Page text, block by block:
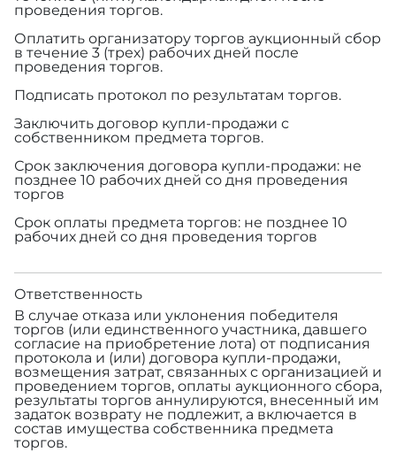
проведения торгов.
Оплатить организатору торгов аукционный сбор
в течение 3 (трех) рабочих дней после
проведения торгов.
Подписать протокол по результатам торгов.
Заключить договор купли-продажи с
собственником предмета торгов.
Срок заключения договора купли-продажи: не
позднее 10 рабочих дней со дня проведения
торгов
Срок оплаты предмета торгов: не позднее 10
рабочих дней со дня проведения торгов
Ответственность
В случае отказа или уклонения победителя
торгов (или единственного участника, давшего
согласие на приобретение лота) от подписания
протокола и (или) договора купли-продажи,
возмещения затрат, связанных с организацией и
проведением торгов, оплаты аукционного сбора,
результаты торгов аннулируются, внесенный им
задаток возврату не подлежит, а включается в
состав имущества собственника предмета
торгов.